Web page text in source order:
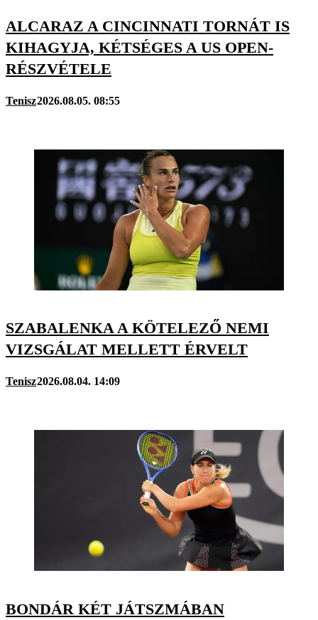
ALCARAZ A CINCINNATI TORNÁT IS
KIHAGYJA, KÉTSÉGES A US OPEN-
RÉSZVÉTELE
Tenisz2026.08.05. 08:55
SZABALENKA A KÖTELEZŐ NEMI
VIZSGÁLAT MELLETT ÉRVELT
Tenisz2026.08.04. 14:09
BONDÁR KÉT JÁTSZMÁBAN